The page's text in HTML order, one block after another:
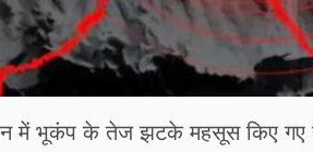
में भूकंप के तेज झटके महसूस किए गए